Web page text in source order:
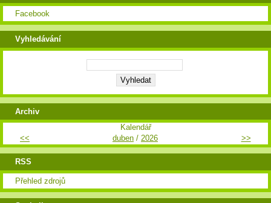
Facebook
Vyhledávání
Archiv
Kalendář
<<
duben / 2026 >>
RSS
Přehled zdrojů